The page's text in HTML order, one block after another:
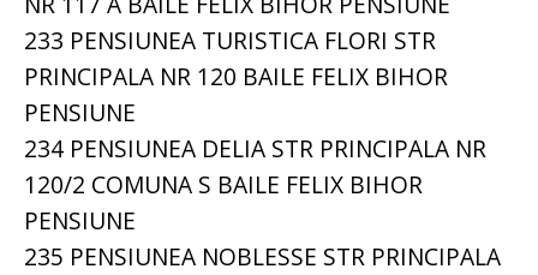
233 PENSIUNEA TURISTICA FLORI STR
PRINCIPALA NR 120 BAILE FELIX BIHOR
PENSIUNE
234 PENSIUNEA DELIA STR PRINCIPALA NR
120/2 COMUNA S BAILE FELIX BIHOR
PENSIUNE
235 PENSIUNEA NOBLESSE STR PRINCIPALA